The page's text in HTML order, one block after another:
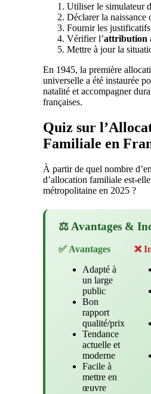
Utiliser le simulateur
Déclarer la naissance
Fournir les
Vérifier l’attribution
Mettre à jour la
En 1945, la première
universelle a été instaurée
natalité et accompagner
françaises.
Quiz sur
Familiale en
À partir de quel nombre
d’allocation familiale est-
métropolitaine en 2025 ?
⚖️ Avantages &
✅ Avantages
Adapté à
un large
public
Bon
rapport
qualité/prix
Tendance
actuelle et
moderne
Facile à
mettre en
œuvre
❌